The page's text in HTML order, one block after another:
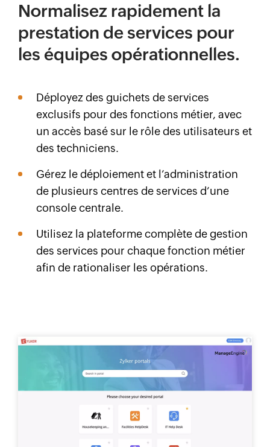
Normalisez rapidement la
prestation de services pour
les équipes opérationnelles.
Déployez des guichets de services
exclusifs pour des fonctions métier, avec
un accès basé sur le rôle des utilisateurs et
des techniciens.
Gérez le déploiement et l’administration
de plusieurs centres de services d’une
console centrale.
Utilisez la plateforme complète de gestion
des services pour chaque fonction métier
afin de rationaliser les opérations.